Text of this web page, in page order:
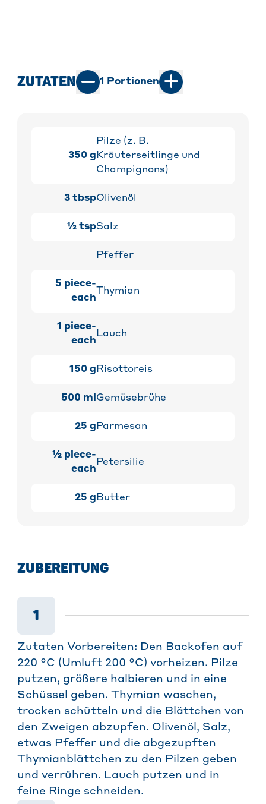
ZUTATEN 1 Portionen
350 g
Pilze (z. B.
Kräuterseitlinge und
Champignons)
3 tbspOlivenöl
½ tspSalz
Pfeffer
5 piece-
each
Thymian
1 piece-
each
Lauch
150 g Risottoreis
500 ml Gemüsebrühe
25 g Parmesan
½ piece-
each
Petersilie
25 g Butter
ZUBEREITUNG
1
Zutaten Vorbereiten: Den Backofen auf
220 °C (Umluft 200 °C) vorheizen. Pilze
putzen, größere halbieren und in eine
Schüssel geben. Thymian waschen,
trocken schütteln und die Blättchen von
den Zweigen abzupfen. Olivenöl, Salz,
etwas Pfeffer und die abgezupften
Thymianblättchen zu den Pilzen geben
und verrühren. Lauch putzen und in
feine Ringe schneiden.